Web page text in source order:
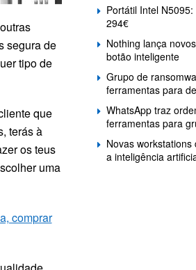
segura de
tipo de
que
terás à
os teus
uma
Portátil Intel
294€
Nothing lança
botão inteligente
Grupo de
ferramentas para
WhatsApp traz
ferramentas para
Novas
a inteligência